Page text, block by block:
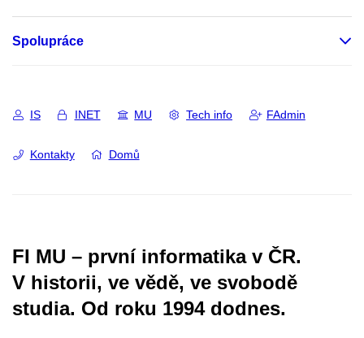
Spolupráce
IS INET MU Tech info FAdmin
Kontakty Domů
FI MU – první informatika v ČR.
V historii, ve vědě, ve svobodě
studia. Od roku 1994 dodnes.